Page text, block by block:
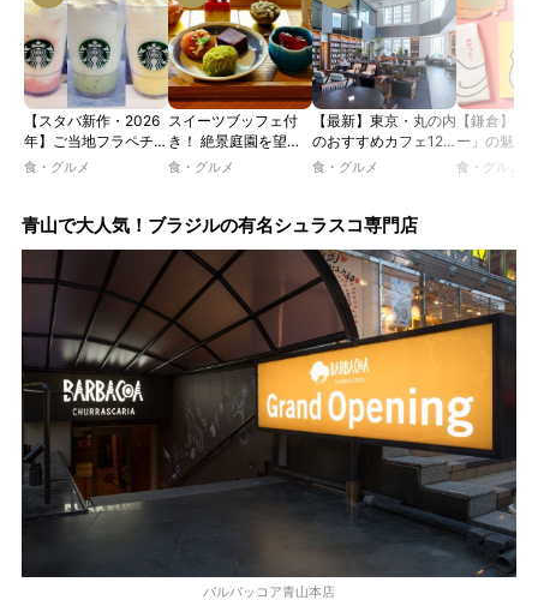
【スタバ新作・2026
年】ご当地フラペチー
ノが新登場！ 地域と
JIMOTO
PROGRAM」が青
森・群馬・沖縄で始
動。6種類を飲んで実
食レポート
食・グルメ
スイーツブッフェ付
き！ 絶景庭園を望む
ホテルレストランで味
ツトレンドVol.105】
食・グルメ
【最新】東京・丸の内
のおすすめカフェ12
選｜ひとりでゆったり
るカフェ、優雅なホテ
食・グルメ
【鎌倉】「
ー」の魅力
説！ 定番商
食・グルメ
青山で大人気！ブラジルの有名シュラスコ専門店
バルバッコア青山本店